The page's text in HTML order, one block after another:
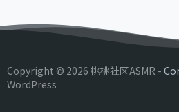
Copyright © 2026 桃桃社区ASMR -
WordPress